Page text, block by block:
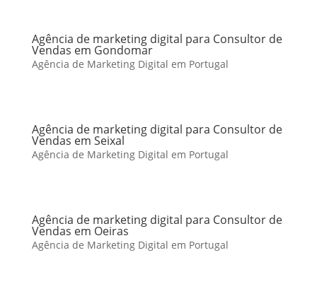
Agência de marketing digital para Consultor de
Vendas em Gondomar
Agência de Marketing Digital em Portugal
Agência de marketing digital para Consultor de
Vendas em Seixal
Agência de Marketing Digital em Portugal
Agência de marketing digital para Consultor de
Vendas em Oeiras
Agência de Marketing Digital em Portugal